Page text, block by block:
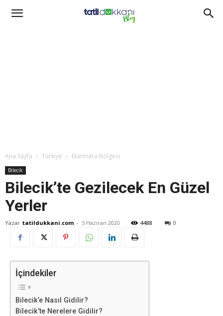
Ana Sayfa Türkiye Marmara Bölgesi
Bilecik
Bilecik’te Gezilecek En Güzel
Yerler
Yazar tatildukkani.com - 5 Haziran 2020 4488 0
İçindekiler
Bilecik’e Nasıl Gidilir?
Bilecik’te Nerelere Gidilir?